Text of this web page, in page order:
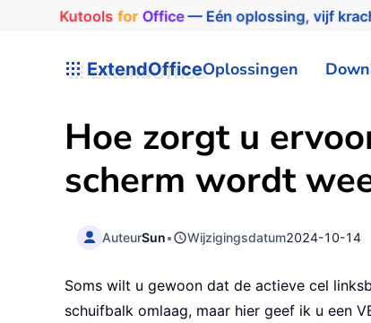
Kutools for Office— Eén oplossing, vijf
ExtendOfficeOplossingen
Hoe zorgt u
scherm wordt
AuteurSun• Wijzigingsdatum2024-10-14
Soms wilt u gewoon dat de actieve cel
schuifbalk omlaag, maar hier geef ik u een